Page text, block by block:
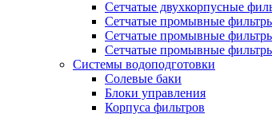
Сетчатые двухкорпусные
Сетчатые промывные
Сетчатые промывные
Сетчатые промывные
Системы водоподготовки
Солевые баки
Блоки управления
Корпуса фильтров